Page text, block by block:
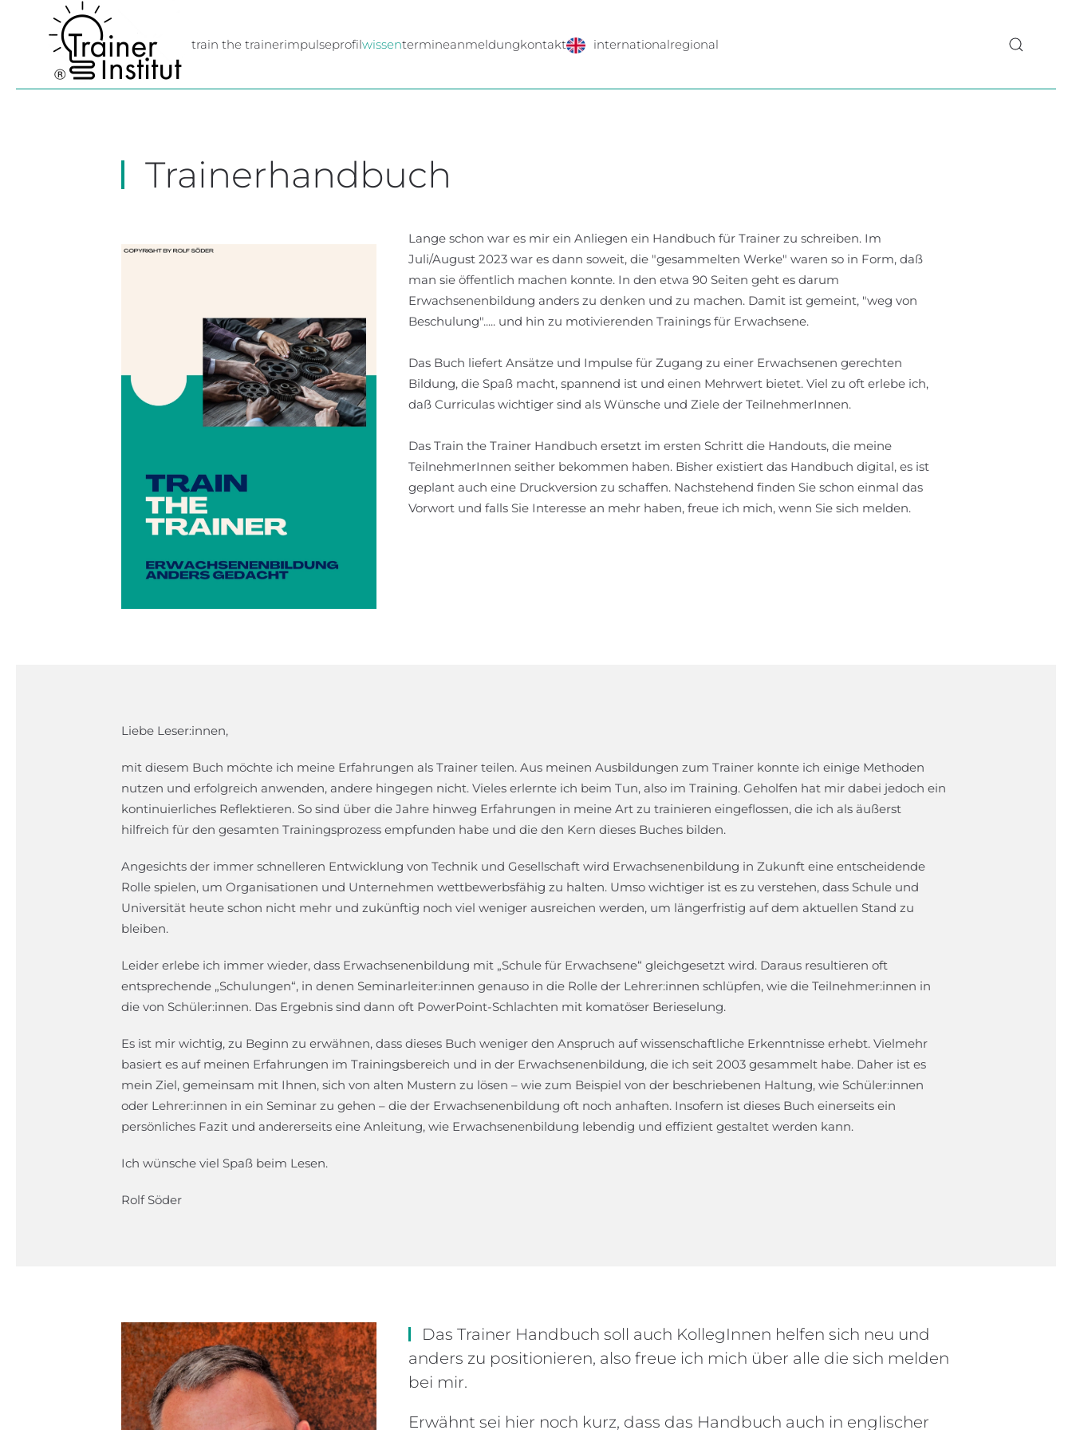
Skip to main content train the trainerimpulseprofilwissentermineanmeldungkontakt internationalregional
Trainerhandbuch
Lange schon war es mir ein Anliegen ein Handbuch für Trainer zu schreiben. Im
Juli/August 2023 war es dann soweit, die "gesammelten Werke" waren so in Form, daß
man sie öffentlich machen konnte. In den etwa 90 Seiten geht es darum
Erwachsenenbildung anders zu denken und zu machen. Damit ist gemeint, "weg von
Beschulung"..... und hin zu motivierenden Trainings für Erwachsene.
Das Buch liefert Ansätze und Impulse für Zugang zu einer Erwachsenen gerechten
Bildung, die Spaß macht, spannend ist und einen Mehrwert bietet. Viel zu oft erlebe ich,
daß Curriculas wichtiger sind als Wünsche und Ziele der TeilnehmerInnen.
Das Train the Trainer Handbuch ersetzt im ersten Schritt die Handouts, die meine
TeilnehmerInnen seither bekommen haben. Bisher existiert das Handbuch digital, es ist
geplant auch eine Druckversion zu schaffen. Nachstehend finden Sie schon einmal das
Vorwort und falls Sie Interesse an mehr haben, freue ich mich, wenn Sie sich melden.
Liebe Leser:innen,
mit diesem Buch möchte ich meine Erfahrungen als Trainer teilen. Aus meinen Ausbildungen zum Trainer konnte ich einige Methoden
nutzen und erfolgreich anwenden, andere hingegen nicht. Vieles erlernte ich beim Tun, also im Training. Geholfen hat mir dabei jedoch ein
kontinuierliches Reflektieren. So sind über die Jahre hinweg Erfahrungen in meine Art zu trainieren eingeflossen, die ich als äußerst
hilfreich für den gesamten Trainingsprozess empfunden habe und die den Kern dieses Buches bilden.
Angesichts der immer schnelleren Entwicklung von Technik und Gesellschaft wird Erwachsenenbildung in Zukunft eine entscheidende
Rolle spielen, um Organisationen und Unternehmen wettbewerbsfähig zu halten. Umso wichtiger ist es zu verstehen, dass Schule und
Universität heute schon nicht mehr und zukünftig noch viel weniger ausreichen werden, um längerfristig auf dem aktuellen Stand zu
bleiben.
Leider erlebe ich immer wieder, dass Erwachsenenbildung mit „Schule für Erwachsene“ gleichgesetzt wird. Daraus resultieren oft
entsprechende „Schulungen“, in denen Seminarleiter:innen genauso in die Rolle der Lehrer:innen schlüpfen, wie die Teilnehmer:innen in
die von Schüler:innen. Das Ergebnis sind dann oft PowerPoint-Schlachten mit komatöser Berieselung.
Es ist mir wichtig, zu Beginn zu erwähnen, dass dieses Buch weniger den Anspruch auf wissenschaftliche Erkenntnisse erhebt. Vielmehr
basiert es auf meinen Erfahrungen im Trainingsbereich und in der Erwachsenenbildung, die ich seit 2003 gesammelt habe. Daher ist es
mein Ziel, gemeinsam mit Ihnen, sich von alten Mustern zu lösen – wie zum Beispiel von der beschriebenen Haltung, wie Schüler:innen
oder Lehrer:innen in ein Seminar zu gehen – die der Erwachsenenbildung oft noch anhaften. Insofern ist dieses Buch einerseits ein
persönliches Fazit und andererseits eine Anleitung, wie Erwachsenenbildung lebendig und effizient gestaltet werden kann.
Ich wünsche viel Spaß beim Lesen.
Rolf Söder
Das Trainer Handbuch soll auch KollegInnen helfen sich neu und
anders zu positionieren, also freue ich mich über alle die sich melden
bei mir.
Erwähnt sei hier noch kurz, dass das Handbuch auch in englischer